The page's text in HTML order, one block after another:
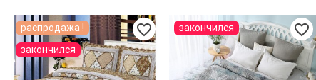
favorite_border
распродажа !
закончился
favorite_border
закончился